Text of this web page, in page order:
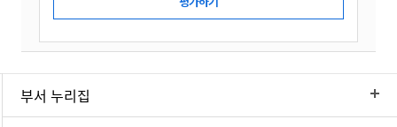
부서 누리집